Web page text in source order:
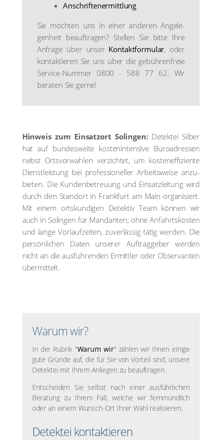
Anschrif­ten­er­mitt­lung
Sie möch­ten uns in einer ande­ren Ange­le­
gen­heit beauf­tra­gen? Stel­len Sie bit­te Ihre
Anfra­ge über unser Kon­takt­for­mu­lar, oder
kon­tak­tie­ren Sie uns über die gebüh­ren­freie
Ser­vice-Num­mer 0800 - 588 77 62. Wir
bera­ten Sie ger­ne!
Hin­weis zum Ein­satz­ort Solin­gen:Detek­tei Sil­ber
hat auf bun­des­wei­te kos­ten­in­ten­si­ve Büro­adres­sen
nebst Orts­vor­wah­len ver­zich­tet, um kos­ten­ef­fi­zi­en­te
Dienst­leis­tung bei pro­fes­sio­nel­ler Arbeits­wei­se anzu­
bie­ten. Die Kun­den­be­treu­ung und Ein­satz­lei­tung wird
durch den Stand­ort in Frank­furt am Main orga­ni­siert.
Mit einem orts­kun­di­gen Detek­tiv Team kön­nen wir
auch in Solin­gen für Man­dan­ten, ohne Anfahrts­kos­ten
und lan­ge Vor­lauf­zei­ten, zuver­läs­sig tätig wer­den. Die
per­sön­li­chen Daten unse­rer Auf­trag­ge­ber wer­den
nicht an die aus­füh­ren­den Ermitt­ler oder Obser­van­ten
über­mit­telt.
Warum wir?
In der Rubrik "Warum wir" zählen wir Ihnen einige
gute Gründe auf, die für Sie von Vorteil sind, unsere
Detektei mit Ihrem Anliegen zu beauftragen.
Entscheiden Sie selbst nach einer ausführlichen
Beratung zu Ihrem Fall, welche wir fernmündlich
oder an einem Wunsch-Ort Ihrer Wahl realisieren.
Detektei kontaktieren